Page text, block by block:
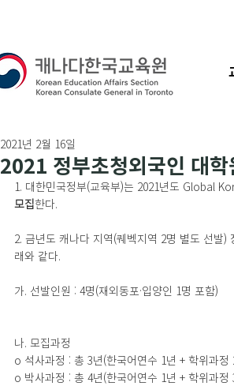
2021 정부초청외국인 대
2021년 2월 16일
1. 대한민국정부(교육부)는 2021년도 Global
모집한다.
2. 금년도 캐나다 지역(퀘벡지역 2명 별도 선발)
래와 같다.
가. 선발인원 : 4명(재외동포·입양인 1명 포함)
나. 모집과정
​o 석사과정 : 총 3년(한국어연수 1년 + 학위과정
o 박사과정 : 총 4년(한국어연수 1년 + 학위과정